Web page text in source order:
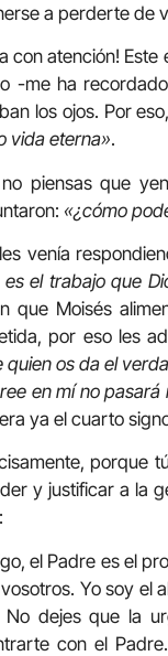
a perderte de
con atención!
-me ha
los ojos. Por
vida eterna».
piensas que
«¿cómo
venía
es el trabajo que
que Moisés
por eso les
quien os da el
en mí no pasará
ya el cuarto
porque
y justificar a la
el Padre es el
Yo soy el
No dejes que la
con el